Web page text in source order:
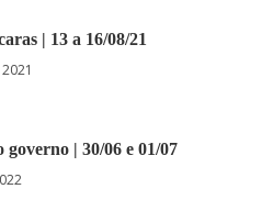
| 13 a 16/08/21
governo | 30/06 e 01/07